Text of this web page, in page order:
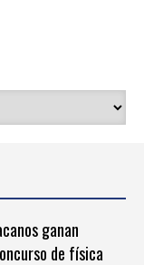
ganan
de física